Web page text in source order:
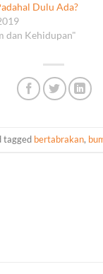
Dulu Ada?
dan Kehidupan"
tagged bertabrakan,